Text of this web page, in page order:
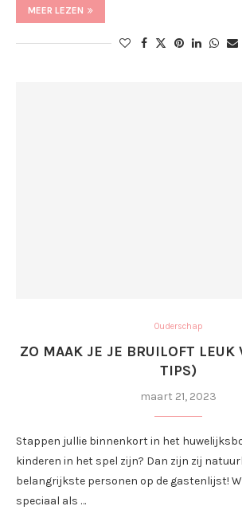
MEER LEZEN
Ouderschap
ZO MAAK JE JE BRUILOFT LEUK
TIPS)
maart 21, 2023
Stappen jullie binnenkort in het
kinderen in het spel zijn? Dan zijn zij
belangrijkste personen op de gastenlijst!
speciaal als …